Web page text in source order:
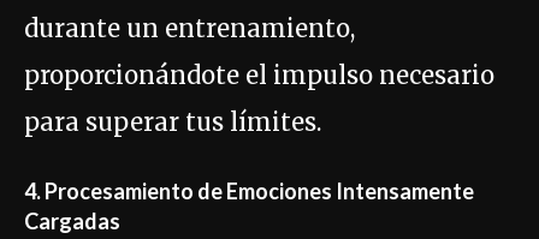
durante un entrenamiento,
proporcionándote el impulso necesario
para superar tus límites.
4. Procesamiento de Emociones Intensamente
Cargadas